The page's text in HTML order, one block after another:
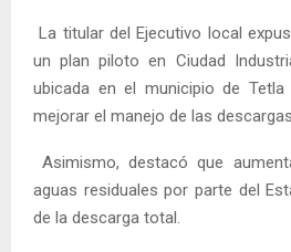
La titular del Ejecutivo local
un plan piloto en Ciudad
ubicada en el municipio de Tetla
mejorar el manejo de las
Asimismo, destacó que
aguas residuales por parte del
de la descarga total.